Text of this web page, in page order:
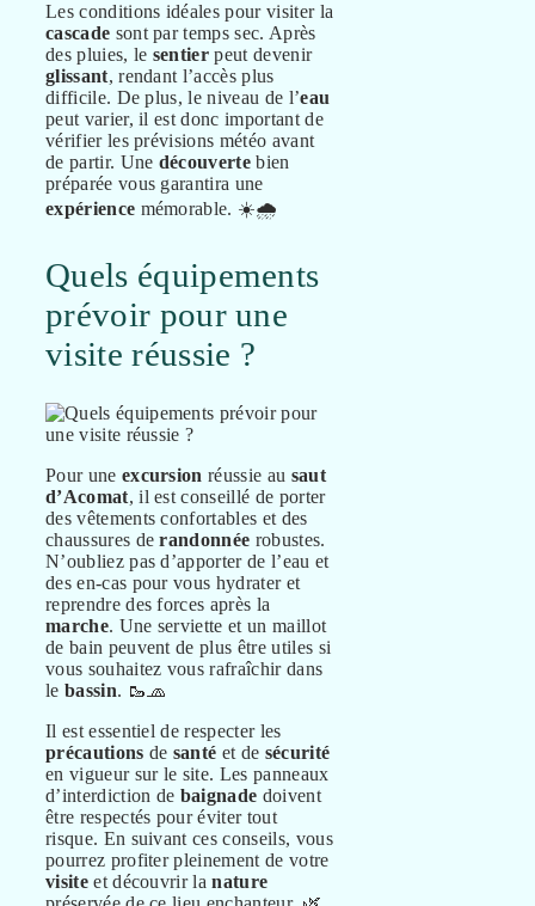
Les conditions idéales pour visiter la
cascade sont par temps sec. Après
des pluies, le sentier peut devenir
glissant, rendant l’accès plus
difficile. De plus, le niveau de l’eau
peut varier, il est donc important de
vérifier les prévisions météo avant
de partir. Une découverte bien
préparée vous garantira une
expérience mémorable. ☀️🌧️
Quels équipements
prévoir pour une
visite réussie ?
Pour une excursion réussie au saut
d’Acomat, il est conseillé de porter
des vêtements confortables et des
chaussures derandonnée robustes.
N’oubliez pas d’apporter de l’eau et
des en-cas pour vous hydrater et
reprendre des forces après la
marche. Une serviette et un maillot
de bain peuvent de plus être utiles si
vous souhaitez vous rafraîchir dans
le bassin. 🥾🧢
Il est essentiel de respecter les
précautions de santé et de sécurité
en vigueur sur le site. Les panneaux
d’interdiction de baignade doivent
être respectés pour éviter tout
risque. En suivant ces conseils, vous
pourrez profiter pleinement de votre
visiteet découvrir lanature